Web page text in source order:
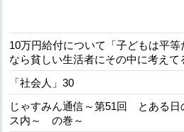
10万円給付について「子どもは平等
なら貧しい生活者にその中に考えて
「社会人」30
じゃすみん通信～第51回 とある日
ス内～ の巻～